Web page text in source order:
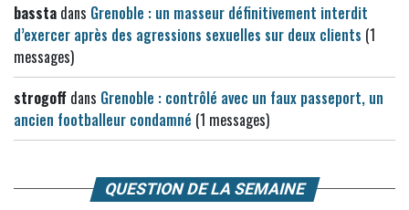
bassta dans Grenoble : un masseur définitivement interdit
d’exercer après des agressions sexuelles sur deux clients (1
messages)
strogoff dans Grenoble : contrôlé avec un faux passeport, un
ancien footballeur condamné (1 messages)
QUESTION DE LA SEMAINE